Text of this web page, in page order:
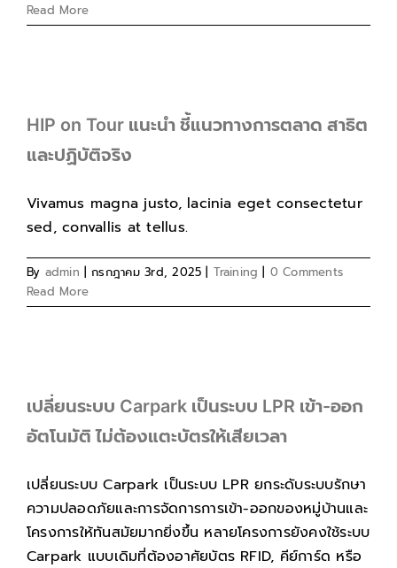
Read More
HIP on Tour แนะนำ ชี้แนวทางการตลาด สาธิต
และปฏิบัติจริง
Vivamus magna justo, lacinia eget consectetur
sed, convallis at tellus.
By admin | กรกฎาคม 3rd, 2025 | Training | 0 Comments
Read More
เปลี่ยนระบบ Carpark เป็นระบบ LPR เข้า-ออก
อัตโนมัติ ไม่ต้องแตะบัตรให้เสียเวลา
เปลี่ยนระบบ Carpark เป็นระบบ LPR ยกระดับระบบรักษา
ความปลอดภัยและการจัดการการเข้า-ออกของหมู่บ้านและ
โครงการให้ทันสมัยมากยิ่งขึ้น หลายโครงการยังคงใช้ระบบ
Carpark แบบเดิมที่ต้องอาศัยบัตร RFID, คีย์การ์ด หรือ